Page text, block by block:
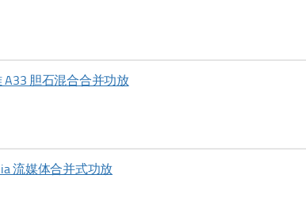
A33 胆石混合合并功放
流媒体合并式功放